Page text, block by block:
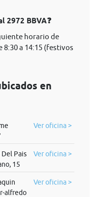
2972 BBVA❓
horario de
8:30 a 14:15 (festivos
en
Ver oficina >
Pais
15
Ver oficina >
alfredo
Ver oficina >